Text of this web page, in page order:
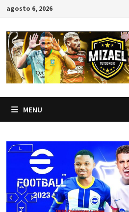
Skip
content
agosto 6, 2026
MENU